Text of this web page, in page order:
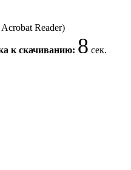
Reader)
к скачиванию: 7 сек.